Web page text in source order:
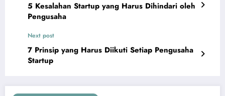
5 Kesalahan Startup yang Harus Dihindari oleh
Pengusaha
Next post
7 Prinsip yang Harus Diikuti Setiap Pengusaha
Startup